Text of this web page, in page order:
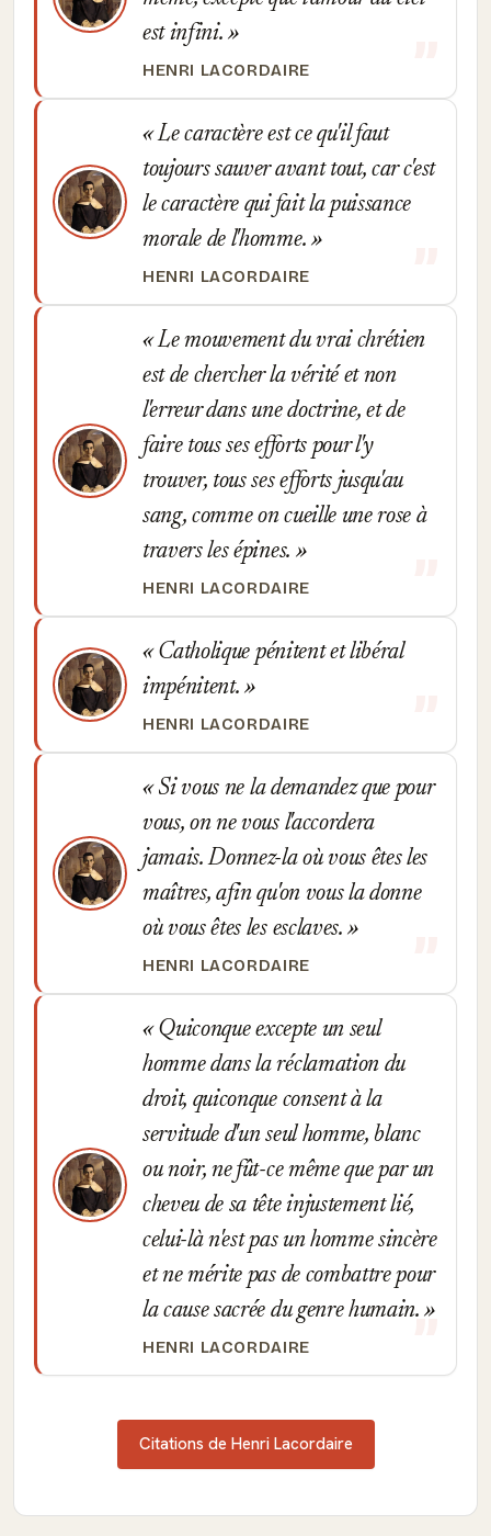
est infini.
HENRI LACORDAIRE
Le caractère est ce qu'il faut
toujours sauver avant tout, car c'est
le caractère qui fait la puissance
morale de l'homme.
HENRI LACORDAIRE
Le mouvement du vrai chrétien
est de chercher la vérité et non
l'erreur dans une doctrine, et de
faire tous ses efforts pour l'y
trouver, tous ses efforts jusqu'au
sang, comme on cueille une rose à
travers les épines.
HENRI LACORDAIRE
Catholique pénitent et libéral
impénitent.
HENRI LACORDAIRE
Si vous ne la demandez que pour
vous, on ne vous l'accordera
jamais. Donnez-la où vous êtes les
maîtres, afin qu'on vous la donne
où vous êtes les esclaves.
HENRI LACORDAIRE
Quiconque excepte un seul
homme dans la réclamation du
droit, quiconque consent à la
servitude d'un seul homme, blanc
ou noir, ne fût-ce même que par un
cheveu de sa tête injustement lié,
celui-là n'est pas un homme sincère
et ne mérite pas de combattre pour
la cause sacrée du genre humain.
HENRI LACORDAIRE
Citations de Henri Lacordaire